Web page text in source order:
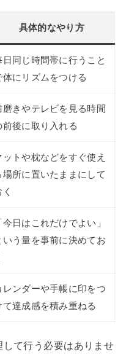
具体的なやり方
日同じ時間帯に行うこと
体にリズムをつける
磨きやテレビを見る時間
前後に取り入れる
ットや枕などをすぐ使え
場所に置いたままにして
今日はこれだけでよい」
いう量を事前に決めてお
レンダーや手帳に印をつ
て達成感を積み重ねる
て行う必要はありませ